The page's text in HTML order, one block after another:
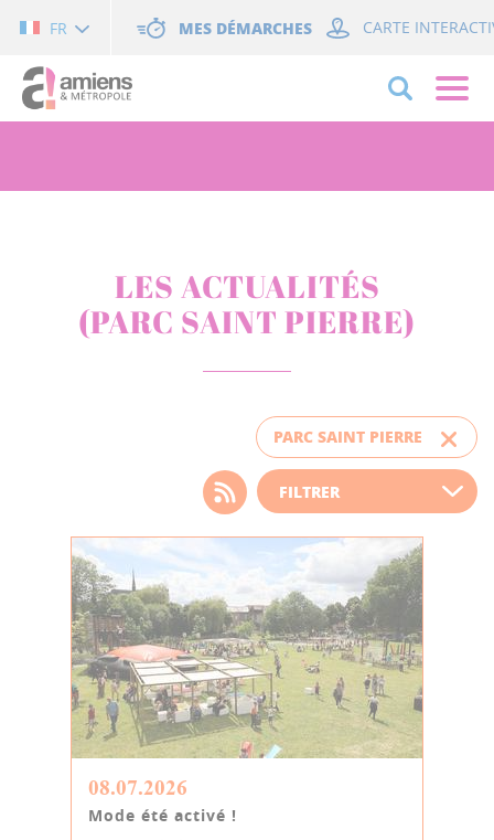
FR MES DÉMARCHES CARTE
LES ACTUALITÉS
(PARC SAINT PIERRE)
PARC SAINT PIERRE
Choisissez votre filtre
d'actualité
08.07.2026
Mode été activé !